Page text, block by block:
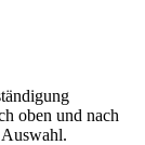
oben und nach